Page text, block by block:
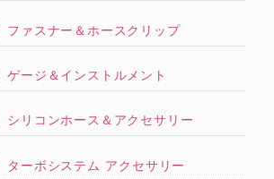
ファスナー＆ホースクリップ
ゲージ＆インストルメント
シリコンホース＆アクセサリー
ターボシステム アクセサリー